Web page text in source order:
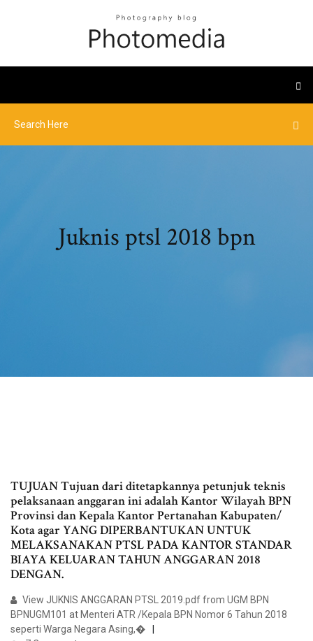
Juknis ptsl 2018 bpn
TUJUAN Tujuan dari ditetapkannya petunjuk teknis
pelaksanaan anggaran ini adalah Kantor Wilayah BPN
Provinsi dan Kepala Kantor Pertanahan Kabupaten/
Kota agar YANG DIPERBANTUKAN UNTUK
MELAKSANAKAN PTSL PADA KANTOR STANDAR
BIAYA KELUARAN TAHUN ANGGARAN 2018
DENGAN.
View JUKNIS ANGGARAN PTSL 2019.pdf from UGM BPN
BPNUGM101 at Menteri ATR /Kepala BPN Nomor 6 Tahun 2018
seperti Warga Negara Asing,�